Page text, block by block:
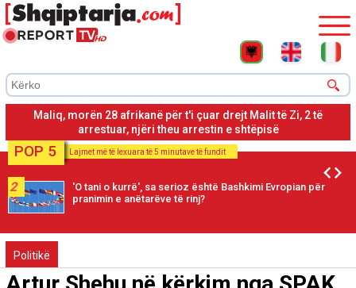
Operacioni 'Route' në Maliq, në pranga Jurgen (Denis) Memini
dhe Ervis Dakolli
POP 5 Lajmet më të lexuara të 5 minutave të fundit
2
'O tani o kurrë', sa serioz është Bashkimi Evropian për
pranimin e anëtarëve të rinj?
Politikë